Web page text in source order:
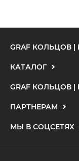
GRAF КОЛЬЦОВ |
КАТАЛОГ
GRAF КОЛЬЦОВ |
ПАРТНЕРАМ
МЫ В СОЦСЕТЯХ